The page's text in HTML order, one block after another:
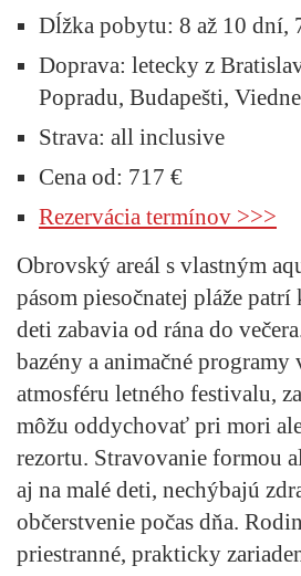
Dĺžka pobytu: 8 až 10 dní,
Doprava: letecky z
Popradu, Budapešti,
Strava: all inclusive
Cena od: 717 €
Rezervácia termínov >>>
Obrovský areál s vlastným
pásom piesočnatej pláže patrí
deti zabavia od rána do
bazény a animačné programy
atmosféru letného festivalu,
môžu oddychovať pri mori
rezortu. Stravovanie formou
aj na malé deti, nechýbajú
občerstvenie počas dňa.
priestranné, prakticky